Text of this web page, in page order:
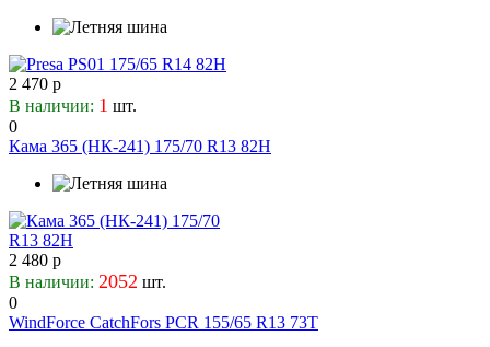
Ilink
Imperial
Infinity
Jesstire
Journey
Joyroad
JPlanet
Kapsen
Kenda
Kinforest
Kleber
2 470 р
В наличии: 1 шт.
0
Кама 365 (НК-241) 175/70 R13 82H
2 480 р
В наличии: 2052 шт.
0
WindForce CatchFors PCR 155/65 R13 73T